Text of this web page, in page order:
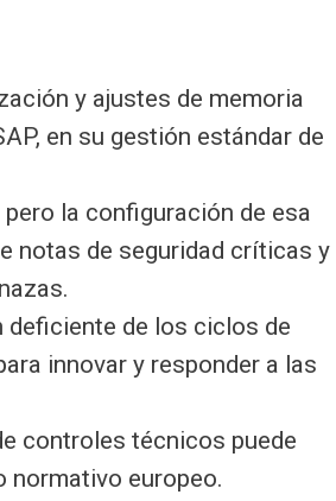
y ajustes de memoria
en su gestión estándar de
la configuración de esa
notas de seguridad críticas y
deficiente de los ciclos de
innovar y responder a las
controles técnicos puede
normativo europeo.